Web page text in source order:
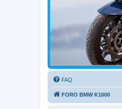
FAQ
FORO BMW K1600